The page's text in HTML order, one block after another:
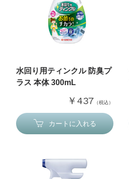
水回り用ティンクル 防臭プ
ラス 本体 300mL
￥437 （税込）
カートに入れる